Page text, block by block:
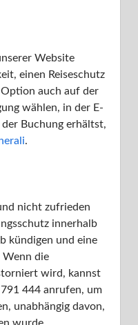
und bezahlst, hast du
erwerben. Dieser trägt
Website
einen Reiseschutz
auch auf der
wählen, in der E-
Buchung erhältst,
.
nicht zufrieden
innerhalb
kündigen und eine
Wenn die
wird, kannst
444 anrufen, um
unabhängig davon,